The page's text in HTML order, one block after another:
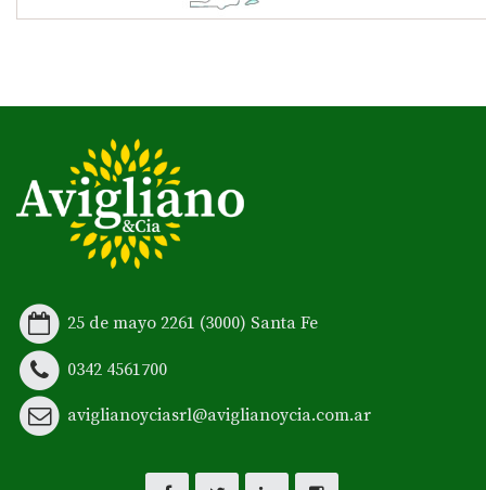
25 de mayo 2261 (3000) Santa Fe
0342 4561700
aviglianoyciasrl@aviglianoycia.com.ar